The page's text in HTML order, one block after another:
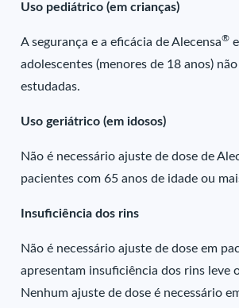
Uso pediátrico (em crianças)
A segurança e a eficácia de Alecensa®
adolescentes (menores de 18 anos)
estudadas.
Uso geriátrico (em idosos)
Não é necessário ajuste de dose de
pacientes com 65 anos de idade ou
Insuficiência dos rins
Não é necessário ajuste de dose em
apresentam insuficiência dos rins leve
Nenhum ajuste de dose é necessário